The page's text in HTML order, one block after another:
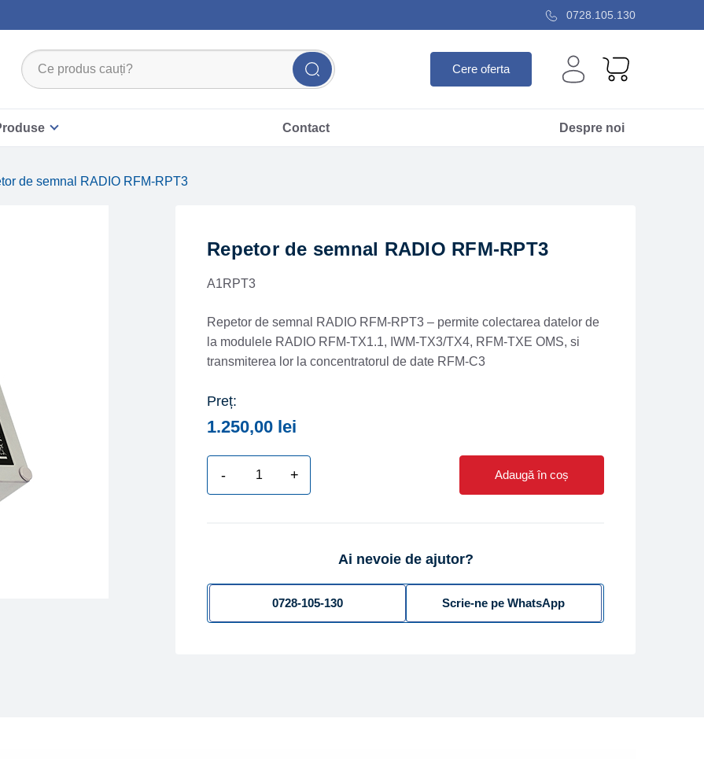
0728.105.130
Cere oferta
Contact Despre noi
de semnal RADIO RFM-RPT3
Repetor de semnal RADIO RFM-RPT3
A1RPT3
Repetor de semnal RADIO RFM-RPT3 – permite colectarea datelor de
la modulele RADIO RFM-TX1.1, IWM-TX3/TX4, RFM-TXE OMS, si
transmiterea lor la concentratorul de date RFM-C3
Preț:
1.250,00 lei
-
RFM-
+ Adaugă în coș
Ai nevoie de ajutor?
0728-105-130 Scrie-ne pe WhatsApp